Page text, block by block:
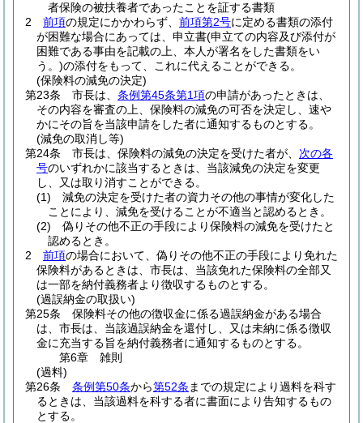
者保険の被扶養者であったことを証する書類
2
前項の規定にかかわらず、 前項第2号に定める書類の添付
が困難な場合にあっては、申立書(申立ての内容及び添付が
困難である事由を記載の上、本人が署名をした書類をい
う。)の添付をもって、これに代えることができる。
(保険料の減免の決定)
第23条
市長は、 条例第45条第1項の申請があったときは、
その内容を審査の上、保険料の減免の可否を決定し、速や
かにその旨を当該申請をした者に通知するものとする。
(減免の取消し等)
第24条
市長は、保険料の減免の決定を受けた者が、 次の各
号のいずれかに該当するときは、当該減免の決定を変更
し、又は取り消すことができる。
(1)
減免の決定を受けた者の資力その他の事情が変化した
ことにより、減免を受けることが不適当と認めるとき。
(2)
偽りその他不正の手段により保険料の減免を受けたと
認めるとき。
2
前項の場合において、偽りその他不正の手段により免れた
保険料があるときは、市長は、当該免れた保険料の全部又
は一部を納付義務者より徴収するものとする。
(過誤納金の取扱い)
第25条
保険料その他の徴収金に係る過誤納金がある場合
は、市長は、当該過誤納金を還付し、又は未納に係る徴収
金に充当する旨を納付義務者に通知するものとする。
第6章
雑則
(過料)
第26条
条例第50条から第52条 までの規定により過料を科す
るときは、当該過料を科する者に書面により告知するもの
とする。